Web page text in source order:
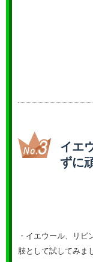
イエ
ずに
・イエウール、リ
肢として試してみま